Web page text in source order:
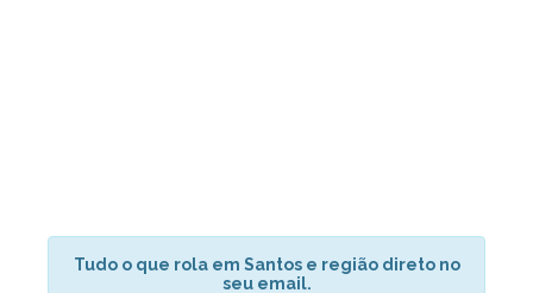
Tudo o que rola em Santos e região direto no
seu email.